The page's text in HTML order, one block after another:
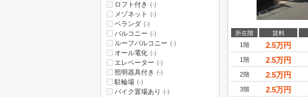
所在階 賃料
1階
2.5万円
1階
2.5万円
2階
2.5万円
3階
2.5万円
ロフト付き (-)
メゾネット (-)
ベランダ (-)
バルコニー (-)
ルーフバルコニー (-)
オール電化 (-)
エレベーター (-)
照明器具付き (-)
駐輪場 (-)
バイク置場あり (-)